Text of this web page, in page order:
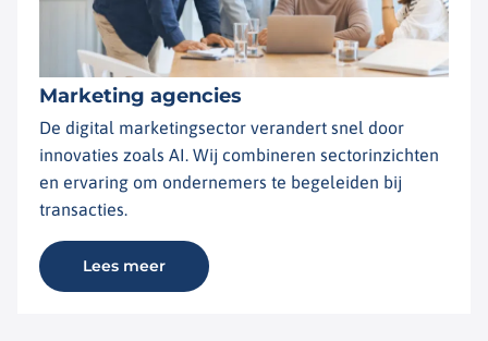
Marketing agencies
De digital marketingsector verandert snel door
innovaties zoals AI. Wij combineren sectorinzichten
en ervaring om ondernemers te begeleiden bij
transacties.
Lees meer